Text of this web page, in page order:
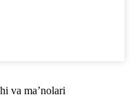
va ma’nolari